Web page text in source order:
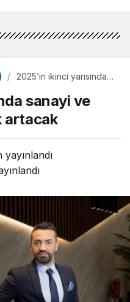
2025’in ikinci yarısında
hareketlilik artacak
sanayi ve
artacak
yayınlandı